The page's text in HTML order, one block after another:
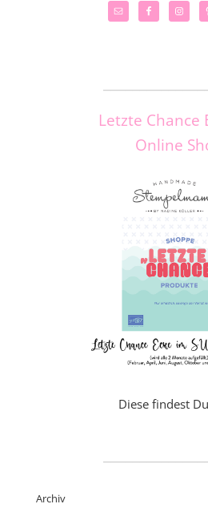
Letzte Chance
Online
Diese findest Du
Archiv